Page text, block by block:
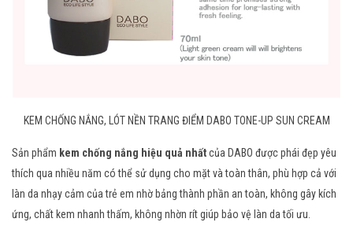
KEM CHỐNG NẮNG, LÓT NỀN TRANG ĐIỂM DABO TONE-UP SUN CREAM
Sản phẩm kem chống nắng hiệu quả nhấtcủa DABO được phái đẹp yêu
thích qua nhiều năm có thể sử dụng cho mặt và toàn thân, phù hợp cả với
làn da nhạy cảm của trẻ em nhờ bảng thành phần an toàn, không gây kích
ứng, chất kem nhanh thấm, không nhờn rít giúp bảo vệ làn da tối ưu.